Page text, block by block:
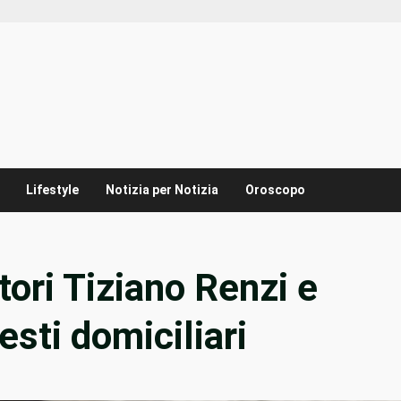
Lifestyle Notizia per Notizia Oroscopo
Tiziano Renzi e
domiciliari